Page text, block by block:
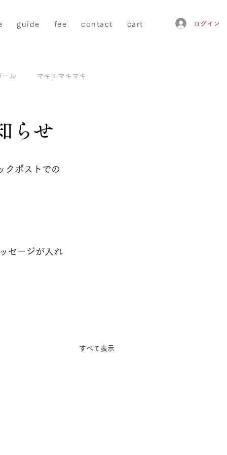
guide fee contact cart ログイン
ール マキエマキマキ
らせ
クポストでの
セージが入れ
すべて表示